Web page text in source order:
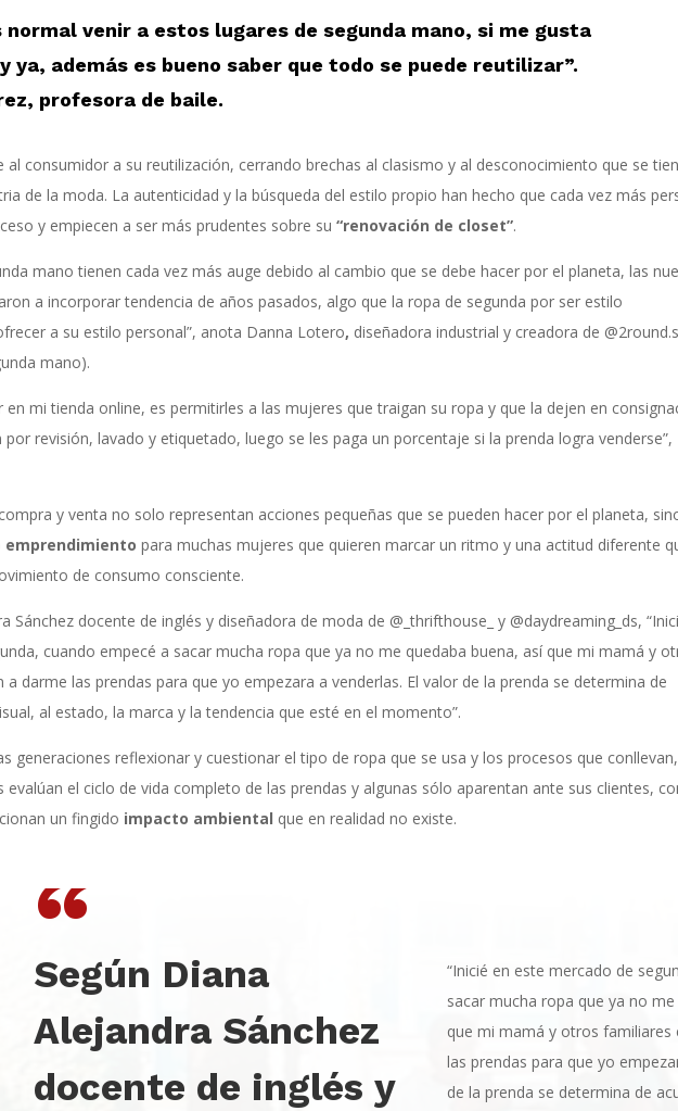
normal venir a estos lugares de segunda mano, si me gusta
ya, además es bueno saber que todo se puede reutilizar”.
profesora de baile.
al consumidor a su reutilización, cerrando brechas al clasismo y al desconocimiento que se
de la moda. La autenticidad y la búsqueda del estilo propio han hecho que cada vez más
y empiecen a ser más prudentes sobre su“renovación de closet”.
mano tienen cada vez más auge debido al cambio que se debe hacer por el planeta, las
a incorporar tendencia de años pasados, algo que la ropa de segunda por ser estilo
a su estilo personal”, anota Danna Lotero, diseñadora industrial y creadora de
mano).
mi tienda online, es permitirles a las mujeres que traigan su ropa y que la dejen en
por revisión, lavado y etiquetado, luego se les paga un porcentaje si la prenda logra venderse”,
y venta no solo representan acciones pequeñas que se pueden hacer por el planeta,
emprendimientopara muchas mujeres que quieren marcar un ritmo y una actitud diferente
de consumo consciente.
Sánchez docente de inglés y diseñadora de moda de @_thrifthouse_ y @daydreaming_ds,
cuando empecé a sacar mucha ropa que ya no me quedaba buena, así que mi mamá y
darme las prendas para que yo empezara a venderlas. El valor de la prenda se determina de
al estado, la marca y la tendencia que esté en el momento”.
generaciones reflexionar y cuestionar el tipo de ropa que se usa y los procesos que
evalúan el ciclo de vida completo de las prendas y algunas sólo aparentan ante sus clientes,
un fingido impacto ambiental que en realidad no existe.
“
Según Diana
Alejandra Sánchez
docente de inglés y
“Inicié en este mercado de
sacar mucha ropa que ya no
que mi mamá y otros familiares
las prendas para que yo
de la prenda se determina de